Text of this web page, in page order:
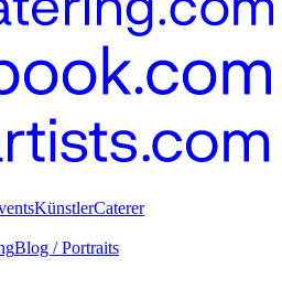
KünstlerCaterer
Blog / Portraits